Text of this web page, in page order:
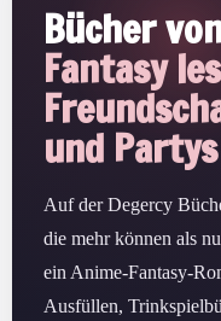
Bücher
Fantasy
und
Auf der Degercy
die mehr können als
ein Anime-Fantasy-
Ausfüllen,